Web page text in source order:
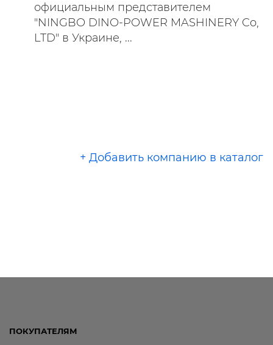
официальным представителем
"NINGBO DINO-POWER MASHINERY Co,
LTD" в Украине, ...
+ Добавить компанию в каталог
ПОКУПАТЕЛЯМ